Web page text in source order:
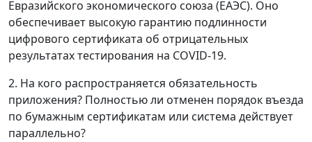
Евразийского экономического союза (ЕАЭС). Оно
обеспечивает высокую гарантию подлинности
цифрового сертификата об отрицательных
результатах тестирования на COVID-19.
2. На кого распространяется обязательность
приложения? Полностью ли отменен порядок въезда
по бумажным сертификатам или система действует
параллельно?